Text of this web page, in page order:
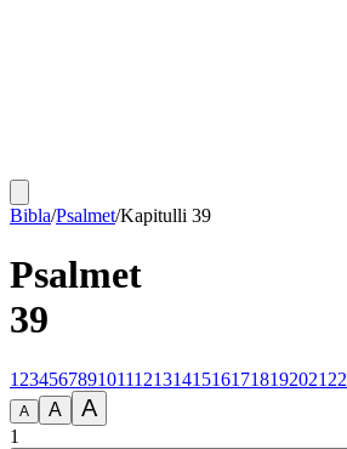
Bibla/Psalmet/Kapitulli 39
Psalmet
39
1 23456789101112131415161718192021 22
A A A
1